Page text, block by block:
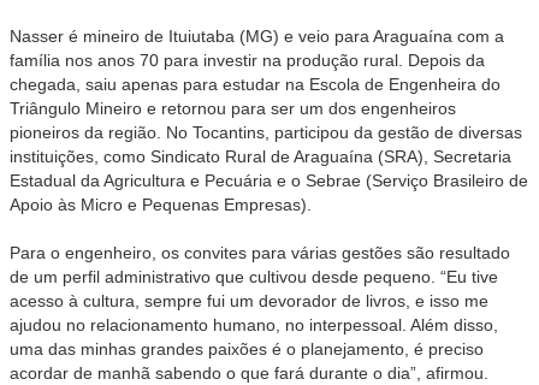
Nasser é mineiro de Ituiutaba (MG) e veio para Araguaína com a
família nos anos 70 para investir na produção rural. Depois da
chegada, saiu apenas para estudar na Escola de Engenheira do
Triângulo Mineiro e retornou para ser um dos engenheiros
pioneiros da região. No Tocantins, participou da gestão de diversas
instituições, como Sindicato Rural de Araguaína (SRA), Secretaria
Estadual da Agricultura e Pecuária e o Sebrae (Serviço Brasileiro de
Apoio às Micro e Pequenas Empresas).
Para o engenheiro, os convites para várias gestões são resultado
de um perfil administrativo que cultivou desde pequeno. “Eu tive
acesso à cultura, sempre fui um devorador de livros, e isso me
ajudou no relacionamento humano, no interpessoal. Além disso,
uma das minhas grandes paixões é o planejamento, é preciso
acordar de manhã sabendo o que fará durante o dia”, afirmou.